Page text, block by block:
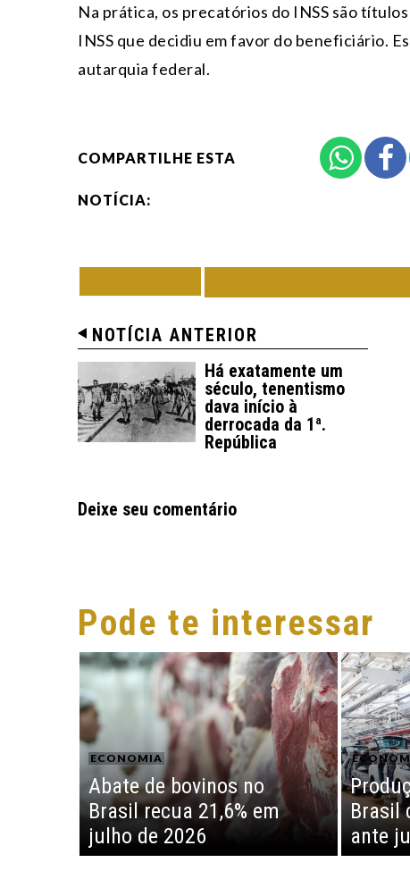
Na prática, os precatórios do INSS são
INSS que decidiu em favor do beneficiário.
autarquia federal.
COMPARTILHE ESTA
NOTÍCIA:
NOTÍCIA ANTERIOR
Há exatamente um
século, tenentismo
dava início à
derrocada da 1ª.
República
Deixe seu comentário
Pode te interessar
ECONOMIA
Abate de bovinos no
Brasil recua 21,6% em
julho de 2026
Brasil
ante